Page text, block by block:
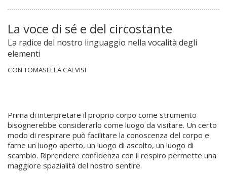
La voce di sé e del circostante
La radice del nostro linguaggio nella vocalità degli
elementi
CON TOMASELLA CALVISI
Prima di interpretare il proprio corpo come strumento
bisognerebbe considerarlo come luogo da visitare. Un certo
modo di respirare può facilitare la conoscenza del corpo e
farne un luogo aperto, un luogo di ascolto, un luogo di
scambio. Riprendere confidenza con il respiro permette una
maggiore spazialità del nostro sentire.